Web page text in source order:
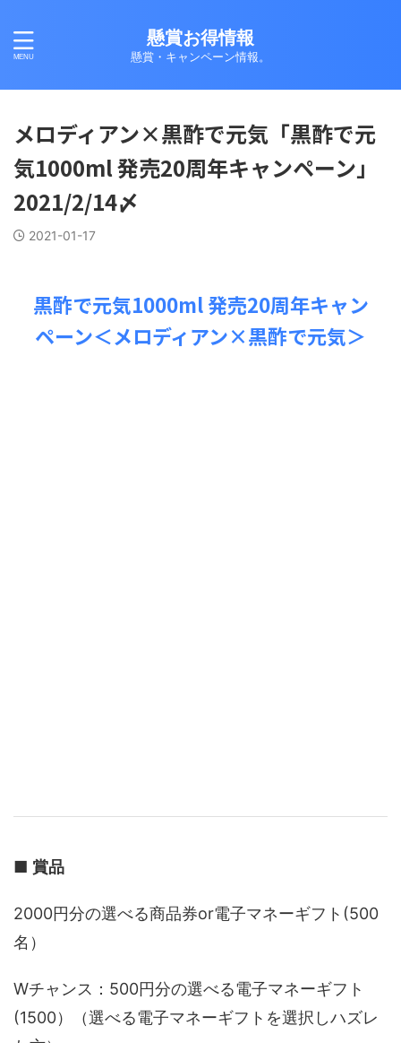
懸賞お得情報
懸賞・キャンペーン情報。
メロディアン×黒酢で元気「黒酢で元
気1000ml 発売20周年キャンペーン」
2021/2/14〆
2021-01-17
黒酢で元気1000ml 発売20周年キャン
ペーン＜メロディアン×黒酢で元気＞
■ 賞品
2000円分の選べる商品券or電子マネーギフト(500
名）
Wチャンス：500円分の選べる電子マネーギフト
(1500）（選べる電子マネーギフトを選択しハズレ